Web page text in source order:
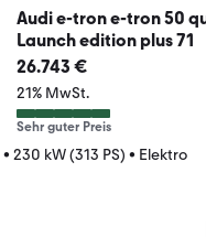
Audi e-tron e-tron 50
Launch edition plus 71
26.743 €
21% MwSt.
Sehr guter Preis
• 230 kW (313 PS) • Elektro